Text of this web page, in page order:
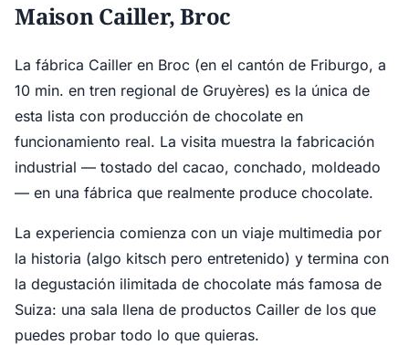
Maison Cailler, Broc
La fábrica Cailler en Broc (en el cantón de Friburgo, a
10 min. en tren regional de Gruyères) es la única de
esta lista con producción de chocolate en
funcionamiento real. La visita muestra la fabricación
industrial — tostado del cacao, conchado, moldeado
— en una fábrica que realmente produce chocolate.
La experiencia comienza con un viaje multimedia por
la historia (algo kitsch pero entretenido) y termina con
la degustación ilimitada de chocolate más famosa de
Suiza: una sala llena de productos Cailler de los que
puedes probar todo lo que quieras.